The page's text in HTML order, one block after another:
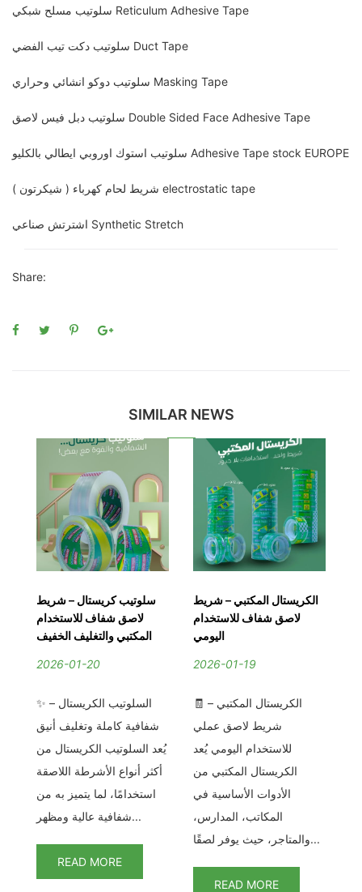
سلوتيب مسلح شبكي Reticulum Adhesive Tape
سلوتيب دكت تيب الفضي Duct Tape
سلوتيب دوكو انشائي وحراري Masking Tape
سلوتيب دبل فيس لاصق Double Sided Face Adhesive Tape
سلوتيب استوك اوروبي ايطالي بالكليو Adhesive Tape stock EUROPE
شريط لحام كهرباء ( شيكرتون ) electrostatic tape
اشترتش صناعي Synthetic Stretch
Share:
SIMILAR NEWS
سلوتيب كريستال – شريط
لاصق شفاف للاستخدام
المكتبي والتغليف الخفيف
2026-01-20
✨ السلوتيب الكريستال –
شفافية كاملة وتغليف أنيق
يُعد السلوتيب الكريستال من
أكثر أنواع الأشرطة اللاصقة
استخدامًا، لما يتميز به من
شفافية عالية ومظهر...
READ MORE
الكريستال المكتبي – شريط
لاصق شفاف للاستخدام
اليومي
2026-01-19
🧾 الكريستال المكتبي –
شريط لاصق عملي
للاستخدام اليومي يُعد
الكريستال المكتبي من
الأدوات الأساسية في
المكاتب، المدارس،
والمتاجر، حيث يوفر لصقًا...
READ MORE